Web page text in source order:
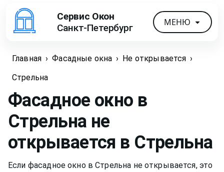
Сервис Окон
Санкт-Петербург
МЕНЮ
Главная › Фасадные окна › Не открывается ›
Стрельна
Фасадное окно в
Стрельна не
открывается в Стрельна
Если фасадное окно в Стрельна не открывается, это